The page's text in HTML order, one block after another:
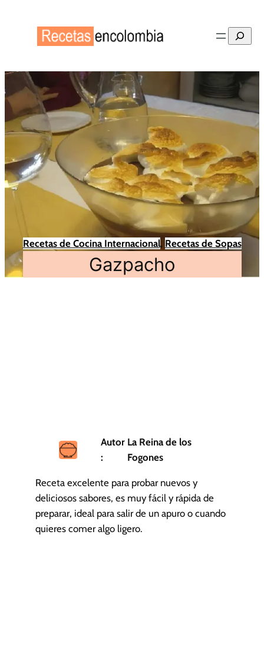
Buscar
Recetas de Cocina Internacional, Recetas de Sopas
Gazpacho
Autor
:
La Reina de los
Fogones
Receta excelente para probar nuevos y
deliciosos sabores, es muy fácil y rápida de
preparar, ideal para salir de un apuro o cuando
quieres comer algo ligero.